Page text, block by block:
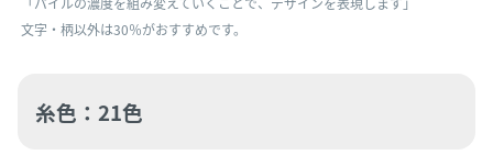
文字・柄以外は30％がおすすめです。
糸色：21色